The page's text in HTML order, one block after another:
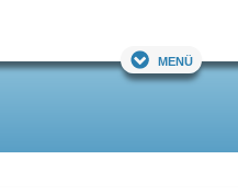
Menü